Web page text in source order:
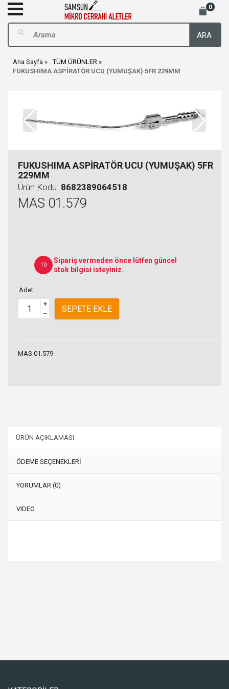
0
ARA
Ana Sayfa
TÜM ÜRÜNLER
FUKUSHIMA ASPİRATÖR UCU (YUMUŞAK) 5FR 229MM
FUKUSHIMA ASPİRATÖR UCU (YUMUŞAK) 5FR
229MM
Ürün Kodu: 8682389064518
MAS 01.579
10
Sipariş vermeden önce lütfen güncel
stok bilgisi isteyiniz.
Adet:
+
–
SEPETE EKLE
MAS 01.579
ÜRÜN AÇIKLAMASI
ÖDEME SEÇENEKLERİ
YORUMLAR (0)
VIDEO